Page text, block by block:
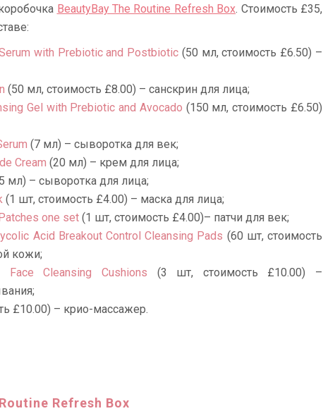
BeautyBay The Routine Refresh Box. Стоимость £35,
with Prebiotic and Postbiotic (50 мл, стоимость £6.50) –
(50 мл, стоимость £8.00) – санскрин для лица;
Gel with Prebiotic and Avocado (150 мл, стоимость £6.50)
(7 мл) – сыворотка для век;
Cream (20 мл) – крем для лица;
мл) – сыворотка для лица;
(1 шт, стоимость £4.00) – маска для лица;
one set (1 шт, стоимость £4.00)– патчи для век;
Acid Breakout Control Cleansing Pads (60 шт, стоимость
кожи;
Face Cleansing Cushions (3 шт, стоимость £10.00) –
£10.00) – крио-массажер.
Refresh Box